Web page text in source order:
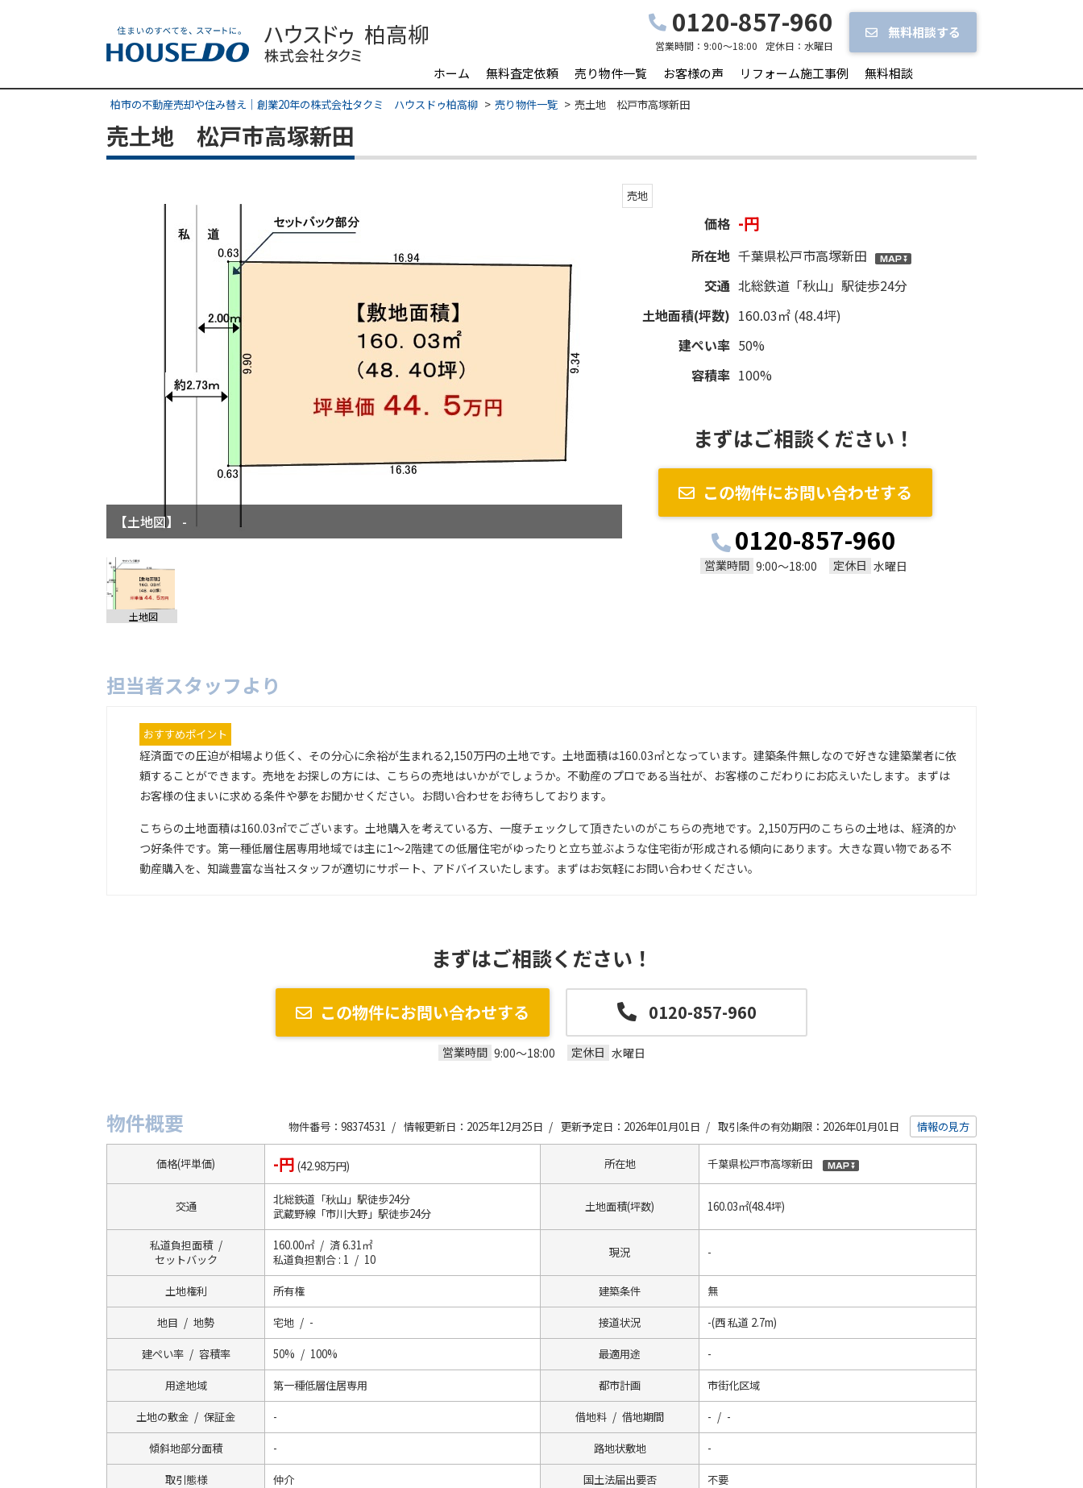
0120-857-960
営業時間： 9:00～18:00 定休日： 水曜日
無料相談する
ホーム 無料査定依頼 売り物件一覧 お客様の声 リフォーム施工事例 無料相談
柏市の不動産売却や住み替え｜創業20年の株式会社タクミ ハウスドゥ柏高柳 売り物件一覧 売土地 松戸市高塚新田
売土地 松戸市高塚新田
【土地図】 -
土地図
売地
価格 -円
所在地 千葉県松戸市高塚新田
交通 北総鉄道「秋山」駅徒歩24分
土地面積(坪数) 160.03㎡ (48.4坪)
建ぺい率 50%
容積率 100%
まずはご相談ください！
この物件にお問い合わせする
0120-857-960
営業時間 9:00～18:00 定休日 水曜日
担当者スタッフより
おすすめポイント
経済面での圧迫が相場より低く、その分心に余裕が生まれる2,150万円の土地です。土地面積は160.03㎡となっています。建築条件無しなので好きな建築業者に依
頼することができます。売地をお探しの方には、こちらの売地はいかがでしょうか。不動産のプロである当社が、お客様のこだわりにお応えいたします。まずは
お客様の住まいに求める条件や夢をお聞かせください。お問い合わせをお待ちしております。
こちらの土地面積は160.03㎡でございます。土地購入を考えている方、一度チェックして頂きたいのがこちらの売地です。2,150万円のこちらの土地は、経済的か
つ好条件です。第一種低層住居専用地域では主に1～2階建ての低層住宅がゆったりと立ち並ぶような住宅街が形成される傾向にあります。大きな買い物である不
動産購入を、知識豊富な当社スタッフが適切にサポート、アドバイスいたします。まずはお気軽にお問い合わせください。
まずはご相談ください！
この物件にお問い合わせする 0120-857-960
営業時間 9:00～18:00 定休日 水曜日
物件概要 物件番号：98374531 / 情報更新日：2025年12月25日 / 更新予定日：2026年01月01日 / 取引条件の有効期限：2026年01月01日 情報の見方
価格(坪単価) -円 (42.98万円) 所在地 千葉県松戸市高塚新田
交通
北総鉄道「秋山」駅徒歩24分
武蔵野線「市川大野」駅徒歩24分
土地面積(坪数) 160.03㎡(48.4坪)
私道負担面積 /
セットバック
160.00㎡ / 済 6.31㎡
私道負担割合 : 1 / 10
現況 -
土地権利 所有権 建築条件 無
地目 / 地勢 宅地 / - 接道状況 -(西 私道 2.7m)
建ぺい率 / 容積率 50% / 100% 最適用途 -
用途地域 第一種低層住居専用 都市計画 市街化区域
土地の敷金 / 保証金 - 借地料 / 借地期間 - / -
傾斜地部分面積 - 路地状敷地 -
取引態様 仲介 国土法届出要否 不要